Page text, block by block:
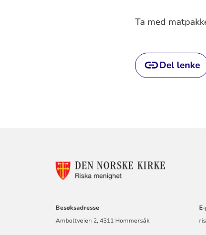
Ta med
Del lenke
Besøksadresse
Amboltveien 2, 4311 Hommersåk